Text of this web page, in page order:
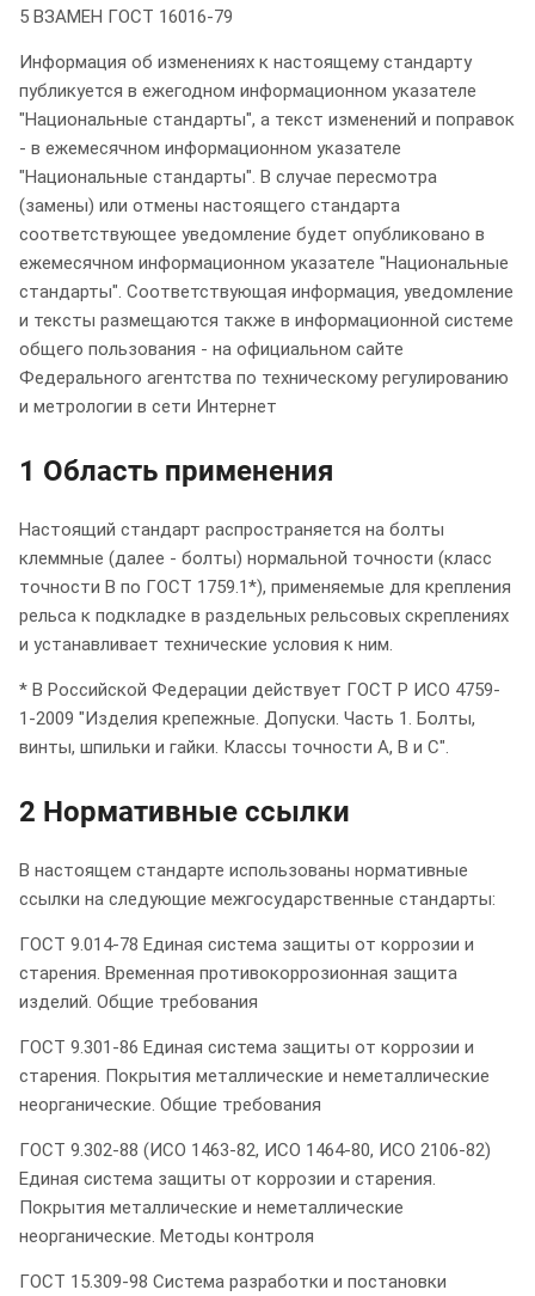
5 ВЗАМЕН ГОСТ 16016-79
Информация об изменениях к настоящему стандарту
публикуется в ежегодном информационном указателе
"Национальные стандарты", а текст изменений и поправок
- в ежемесячном информационном указателе
"Национальные стандарты". В случае пересмотра
(замены) или отмены настоящего стандарта
соответствующее уведомление будет опубликовано в
ежемесячном информационном указателе "Национальные
стандарты". Соответствующая информация, уведомление
и тексты размещаются также в информационной системе
общего пользования - на официальном сайте
Федерального агентства по техническому регулированию
и метрологии в сети Интернет
1 Область применения
Настоящий стандарт распространяется на болты
клеммные (далее - болты) нормальной точности (класс
точности В по ГОСТ 1759.1*), применяемые для крепления
рельса к подкладке в раздельных рельсовых скреплениях
и устанавливает технические условия к ним.
* В Российской Федерации действует ГОСТ Р ИСО 4759-
1-2009 "Изделия крепежные. Допуски. Часть 1. Болты,
винты, шпильки и гайки. Классы точности А, В и С".
2 Нормативные ссылки
В настоящем стандарте использованы нормативные
ссылки на следующие межгосударственные стандарты:
ГОСТ 9.014-78 Единая система защиты от коррозии и
старения. Временная противокоррозионная защита
изделий. Общие требования
ГОСТ 9.301-86 Единая система защиты от коррозии и
старения. Покрытия металлические и неметаллические
неорганические. Общие требования
ГОСТ 9.302-88 (ИСО 1463-82, ИСО 1464-80, ИСО 2106-82)
Единая система защиты от коррозии и старения.
Покрытия металлические и неметаллические
неорганические. Методы контроля
ГОСТ 15.309-98 Система разработки и постановки